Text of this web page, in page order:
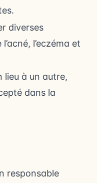
diverses
l’eczéma et
lieu à un autre,
dans la
responsable